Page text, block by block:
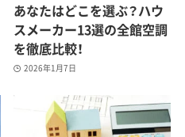
あなたはどこを選ぶ？ハウ
スメーカー13選の全館空調
を徹底比較！
2026年1月7日